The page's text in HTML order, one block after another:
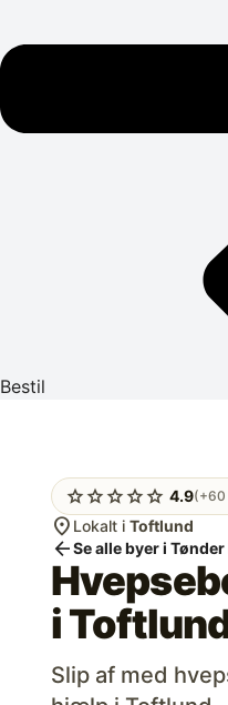
Bestil
starstarstarstarstar 4.9(+60
location_on Lokalt i Toftlund
arrow_backSe alle byer i
i
Slip af med